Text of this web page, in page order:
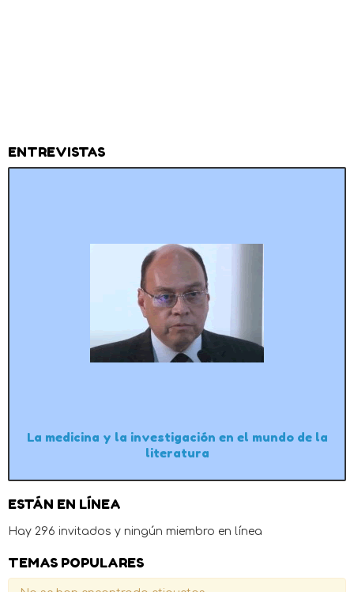
ENTREVISTAS
La medicina y la investigación en el mundo de la
literatura
ESTÁN EN LÍNEA
Hay 296 invitados y ningún miembro en línea
TEMAS POPULARES